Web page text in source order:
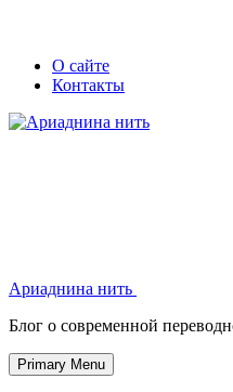
Skip
Secondary
left
navigation
Secondary
right
navigation
О сайте
Контакты
Ариаднина нить
Блог о современной
Primary Menu